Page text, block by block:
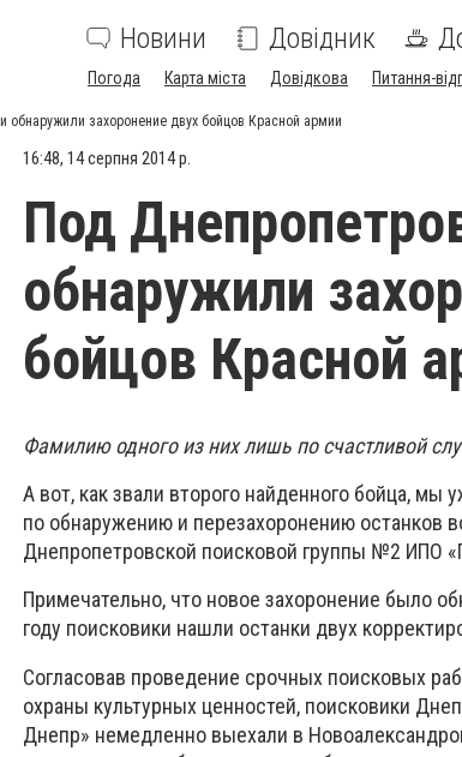
Новини Довідник
Погода Карта міста Довідкова Питання-
обнаружили захоронение двух бойцов Красной армии
16:48, 14 серпня 2014 р.
Под
обнаружили
бойцов Красной
Фамилию одного из них лишь по счастливой
А вот, как звали второго найденного бойца,
по обнаружению и перезахоронению останков
Днепропетровской поисковой группы №2 ИПО
Примечательно, что новое захоронение было
году поисковики нашли останки двух
Согласовав проведение срочных поисковых
охраны культурных ценностей, поисковики
Днепр» немедленно выехали в